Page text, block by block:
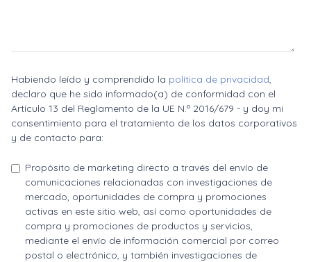
Habiendo leído y comprendido la política de privacidad,
declaro que he sido informado(a) de conformidad con el
Artículo 13 del Reglamento de la UE N.º 2016/679 - y doy mi
consentimiento para el tratamiento de los datos corporativos
y de contacto para:
Propósito de marketing directo a través del envío de
comunicaciones relacionadas con investigaciones de
mercado, oportunidades de compra y promociones
activas en este sitio web, así como oportunidades de
compra y promociones de productos y servicios,
mediante el envío de información comercial por correo
postal o electrónico, y también investigaciones de